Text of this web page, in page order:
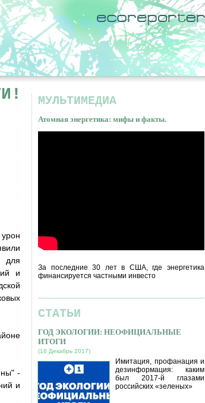
для
и
-
и
МУЛЬТИМЕДИА
Атомная энергетика: мифы и факты.
За последние 30 лет в США, где энергетика
финансируется частными инвесто
СТАТЬИ
ГОД ЭКОЛОГИИ: НЕОФИЦИАЛЬНЫЕ
ИТОГИ
(16 Декабрь 2017)
Имитация, профанация и
дезинформация: каким
был 2017-й глазами
российских «зеленых»